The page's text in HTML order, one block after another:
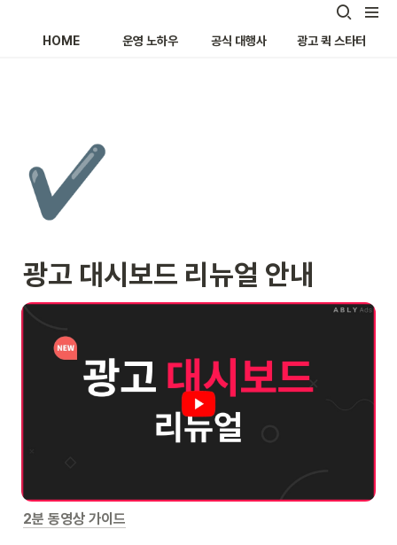
HOME 운영 노하우 공식 대행사 광고 퀵 스타터
✔️
광고 대시보드 리뉴얼 안내
2분 동영상 가이드